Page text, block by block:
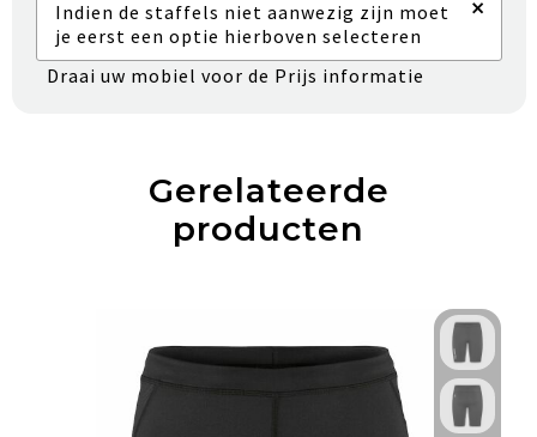
Indien de staffels niet aanwezig zijn moet
je eerst een optie hierboven selecteren
×
Draai uw mobiel voor de Prijs informatie
Gerelateerde
producten